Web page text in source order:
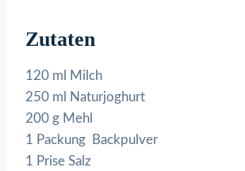
Zutaten
120 ml Milch
250 ml Naturjoghurt
200 g Mehl
1 Packung Backpulver
1 Prise Salz